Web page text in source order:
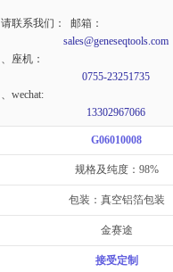
请联系我们： 邮箱：
sales@geneseqtools.com
、座机：
0755-23251735
、wechat:
13302967066
G06010008
规格及纯度：98%
包装：真空铝箔包装
金赛途
接受定制